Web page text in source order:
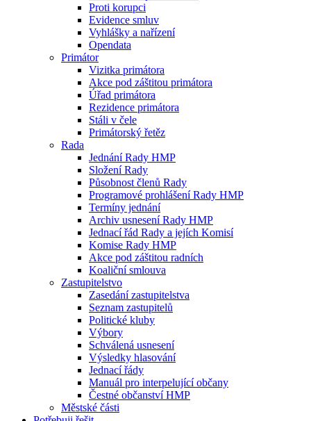
Proti korupci
Evidence smluv
Vyhlášky a nařízení
Opendata
Primátor
Vizitka primátora
Akce pod záštitou primátora
Úřad primátora
Rezidence primátora
Stáli v čele
Primátorský řetěz
Rada
Jednání Rady HMP
Složení Rady
Působnost členů Rady
Programové prohlášení Rady HMP
Termíny jednání
Archiv usnesení Rady HMP
Jednací řád Rady a jejích Komisí
Komise Rady HMP
Akce pod záštitou radních
Koaliční smlouva
Zastupitelstvo
Zasedání zastupitelstva
Seznam zastupitelů
Politické kluby
Výbory
Schválená usnesení
Výsledky hlasování
Jednací řády
Manuál pro interpelující občany
Čestné občanství HMP
Městské části